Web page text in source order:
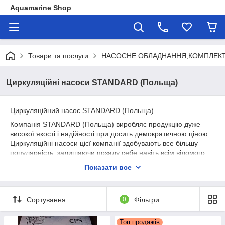
Aquamarine Shop
Товари та послуги НАСОСНЕ
Циркуляційні насоси STANDARD (Польща)
Циркуляційний насос STANDARD (Польща)
Компанія STANDARD (Польща) виробляє продукцію дуже
високої якості і надійності при досить демократичною ціною.
Циркуляційні насоси цієї компанії здобувають все більшу
популярність, залишаючи позаду себе навіть всім відомого
найкраща продукція в своєму ціновому сегменті. А також
демократичною ціною, STANDARD – це чудовий розумний
вибір. Сфера застосування насоса STANDARD (Польща) –
забезпечення примусової циркуляції теплоносія в малих і
Показати все
Сортування 0 Фільтри
Топ продажів